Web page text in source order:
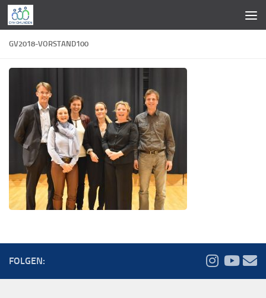
Zum Inhalt springen
GV2018-VORSTAND100
FOLGEN: